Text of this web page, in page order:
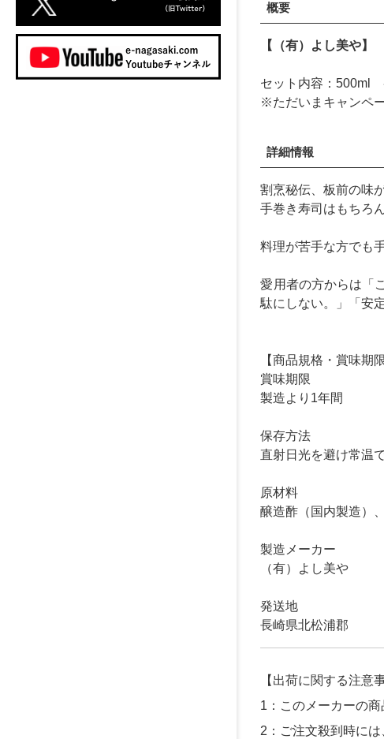
概要
【（有）よし美や】
セット内容：500ml
※ただいまキャンペ
詳細情報
割烹秘伝、板前の味
手巻き寿司はもちろ
料理が苦手な方でも
愛用者の方からは「
駄にしない。」「安
【商品規格・賞味期
賞味期限
製造より1年間
保存方法
直射日光を避け常温
原材料
醸造酢（国内製造）
製造メーカー
（有）よし美や
発送地
長崎県北松浦郡
【出荷に関する注意
1：このメーカーの
2：ご注文殺到時に